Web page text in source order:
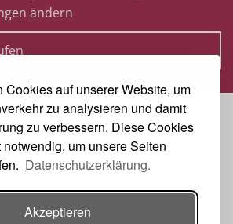
Cookies auf unserer Website, um
zu analysieren und damit
zu verbessern. Diese Cookies
um unsere Seiten
Datenschutzerklärung.
Akzeptieren
ändern